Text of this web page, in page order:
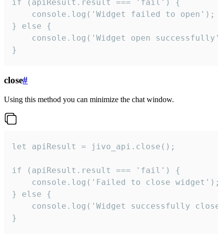
if (apiResult.result === 'fail') {
    console.log('Widget failed to open');
} else {
console.log('Widget open
}
close#
Using this method you can minimize the chat window.
let apiResult = jivo_api.close();
if (apiResult.result === 'fail') {
    console.log('Failed to close widget');
} else {
console.log('Widget successfully
}